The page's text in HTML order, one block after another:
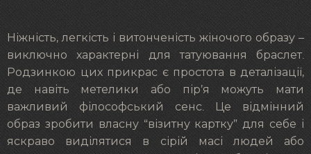
Ніжність, легкість і витонченість жіночого образу –
виключно характерні для татуювання браслет.
Родзинкою цих прикрас є простота в деталізації,
де навіть метелики або пір’я можуть мати
важливий філософський сенс. Це відмінний
образ зробити власну “візитну картку” для себе і
яскраво виділятися в сірій масі людей або